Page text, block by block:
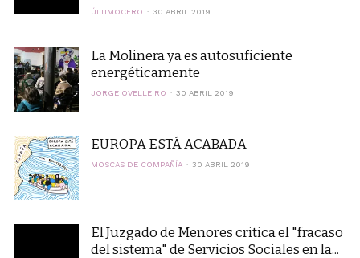
ÚLTIMOCERO 30 ABRIL 2019
La Molinera ya es autosuficiente
energéticamente
JORGE OVELLEIRO 30 ABRIL 2019
EUROPA ESTÁ ACABADA
MOSCAS DE COMPAÑÍA 30 ABRIL 2019
El Juzgado de Menores critica el "fracaso
del sistema" de Servicios Sociales en la...